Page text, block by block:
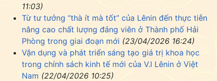
11:03)
Từ tư tưởng “thà ít mà tốt” của Lênin đến thực tiễn
nâng cao chất lượng đảng viên ở Thành phố Hải
Phòng trong giai đoạn mới (23/04/2026 16:24)
Vận dụng và phát triển sáng tạo giá trị khoa học
trong chính sách kinh tế mới của V.I Lênin ở Việt
Nam (22/04/2026 10:25)